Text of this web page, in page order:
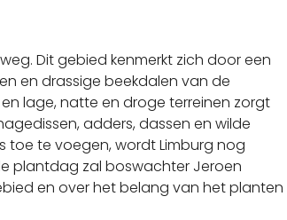
Dit gebied kenmerkt zich door een
en drassige beekdalen van de
lage, natte en droge terreinen zorgt
adders, dassen en wilde
toe te voegen, wordt Limburg nog
plantdag zal boswachter Jeroen
en over het belang van het planten